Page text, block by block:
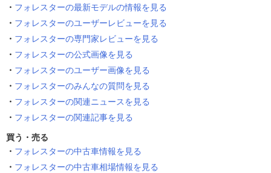
フォレスターの最新モデルの情報を見る
フォレスターのユーザーレビューを見る
フォレスターの専門家レビューを見る
フォレスターの公式画像を見る
フォレスターのユーザー画像を見る
フォレスターのみんなの質問を見る
フォレスターの関連ニュースを見る
フォレスターの関連記事を見る
買う・売る
フォレスターの中古車情報を見る
フォレスターの中古車相場情報を見る